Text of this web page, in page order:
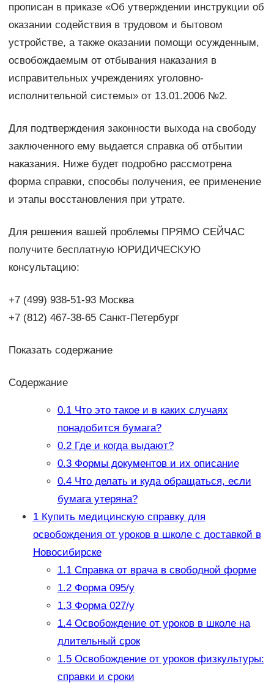
прописан в приказе «Об утверждении инструкции об
оказании содействия в трудовом и бытовом
устройстве, а также оказании помощи осужденным,
освобождаемым от отбывания наказания в
исправительных учреждениях уголовно-
исполнительной системы» от 13.01.2006 №2.
Для подтверждения законности выхода на свободу
заключенного ему выдается справка об отбытии
наказания. Ниже будет подробно рассмотрена
форма справки, способы получения, ее применение
и этапы восстановления при утрате.
Для решения вашей проблемы ПРЯМО СЕЙЧАС
получите бесплатную ЮРИДИЧЕСКУЮ
консультацию:
+7 (499) 938-51-93 Москва
+7 (812) 467-38-65 Санкт-Петербург
Показать содержание
Содержание
0.1Что это такое и в каких случаях
понадобится бумага?
0.2Где и когда выдают?
0.3Формы документов и их описание
0.4Что делать и куда обращаться, если
бумага утеряна?
1Купить медицинскую справку для
освобождения от уроков в школе с доставкой в
Новосибирске
1.1Справка от врача в свободной форме
1.2Форма 095/у
1.3Форма 027/у
1.4Освобождение от уроков в школе на
длительный срок
1.5Освобождение от уроков физкультуры:
справки и сроки